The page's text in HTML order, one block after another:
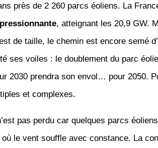
près de 2 260 parcs éoliens. La
, atteignant les 20,9 GW.
de taille, le chemin est encore semé
ses voiles : le doublement du parc
2030 prendra son envol… pour 2050.
et complexes.
pas perdu car quelques parcs
le vent souffle avec constance. La